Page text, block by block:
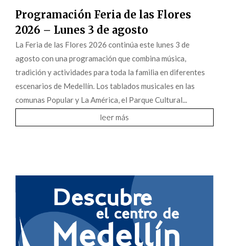
Programación Feria de las Flores
2026 – Lunes 3 de agosto
La Feria de las Flores 2026 continúa este lunes 3 de
agosto con una programación que combina música,
tradición y actividades para toda la familia en diferentes
escenarios de Medellín. Los tablados musicales en las
comunas Popular y La América, el Parque Cultural...
leer más